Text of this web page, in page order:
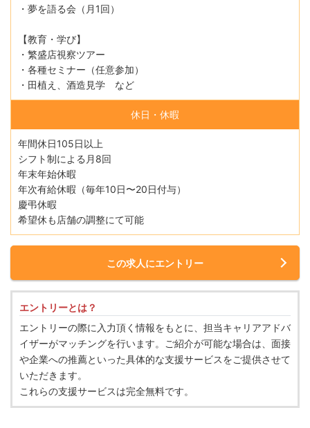
・夢を語る会（月1回）
【教育・学び】
・繁盛店視察ツアー
・各種セミナー（任意参加）
・田植え、酒造見学 など
休日・休暇
年間休日105日以上
シフト制による月8回
年末年始休暇
年次有給休暇（毎年10日〜20日付与）
慶弔休暇
希望休も店舗の調整にて可能
この求人にエントリー
エントリーとは？
エントリーの際に入力頂く情報をもとに、担当キャリアアドバ
イザーがマッチングを行います。ご紹介が可能な場合は、面接
や企業への推薦といった具体的な支援サービスをご提供させて
いただきます。
これらの支援サービスは完全無料です。